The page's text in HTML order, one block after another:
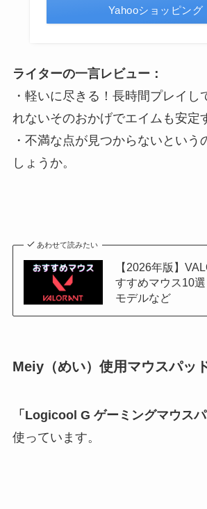
Yahooショッピング
ライターの一言レビュー：
・軽いに尽きる！長時間プレイし
れないそのおかげでエイムも安定
・不満な点が見つからないという
しょうか。
あわせて読みたい
【2026年版】
すすめマウス10
モデルなど
Meiy（めい）使用マウスパッ
「Logicool G ゲーミングマウスパ
使っています。